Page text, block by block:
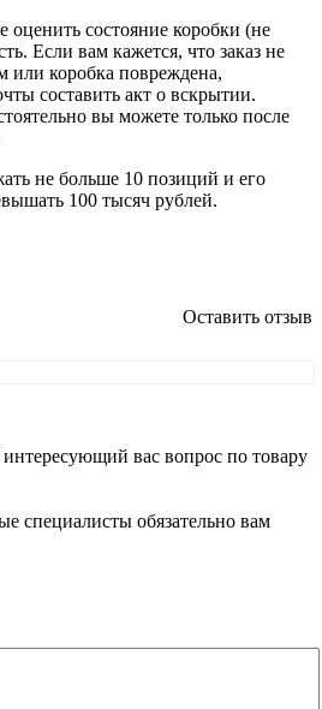
состояние коробки (не
Если вам кажется, что заказ не
или коробка повреждена,
составить акт о вскрытии.
вы можете только после
не больше 10 позиций и его
100 тысяч рублей.
Оставить отзыв
вас вопрос по товару
специалисты обязательно вам